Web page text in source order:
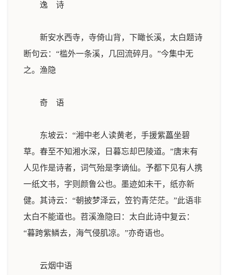
逸 诗
新安水西寺，寺倚山背，下瞰长溪，太白题诗
断句云：“槛外一条溪，几回流碎月。”今集中无
之。 渔隐
奇 语
东坡云：“湘中老人读黄老，手援紫藟坐碧
草。春至不知湘水深，日暮忘却巴陵道。”唐末有
人见作是诗者，词气殆是李谪仙。予都下见有人携
一纸文书，字则颜鲁公也。墨迹如未干，纸亦新
健。其诗云：“朝披梦泽云，笠钓青茫茫。”此语非
太白不能道也。苕溪渔隐曰：太白此诗中复云：
“暮跨紫鳞去，海气侵肌凉。”亦奇语也。
云烟中语